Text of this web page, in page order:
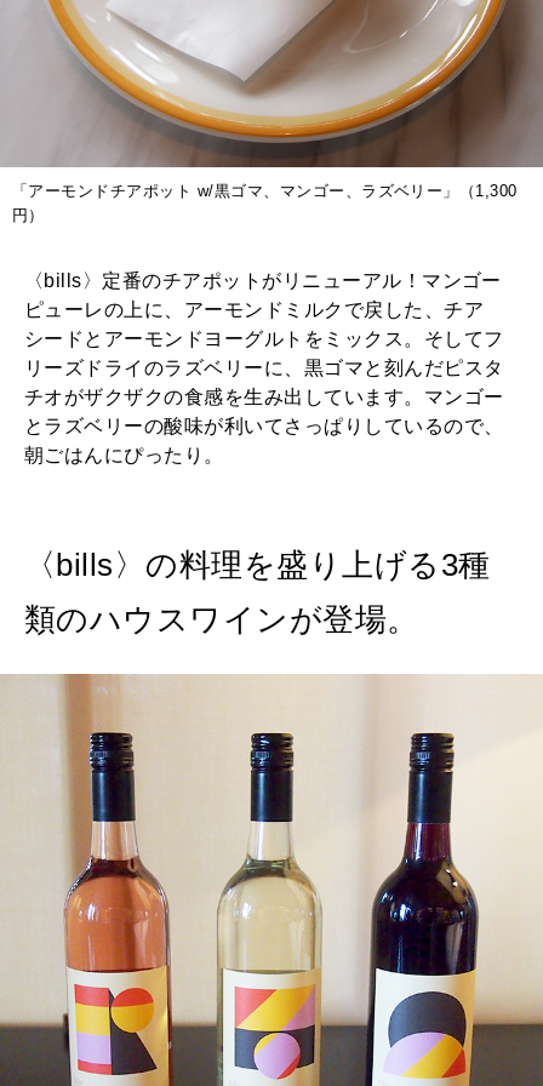
「アーモンドチアポット w/黒ゴマ、マンゴー、ラズベリー」（1,300
円）
〈bills〉定番のチアポットがリニューアル！マンゴー
ピューレの上に、アーモンドミルクで戻した、チア
シードとアーモンドヨーグルトをミックス。そしてフ
リーズドライのラズベリーに、黒ゴマと刻んだピスタ
チオがザクザクの食感を生み出しています。マンゴー
とラズベリーの酸味が利いてさっぱりしているので、
朝ごはんにぴったり。
〈bills〉の料理を盛り上げる3種
類のハウスワインが登場。